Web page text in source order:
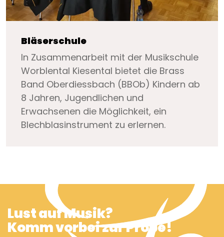
Bläserschule
In Zusammenarbeit mit der Musikschule
Worblental Kiesental bietet die Brass
Band Oberdiessbach (BBOb) Kindern ab
8 Jahren, Jugendlichen und
Erwachsenen die Möglichkeit, ein
Blechblasinstrument zu erlernen.
Lust auf Musik?
Komm vorbei zur Probe!